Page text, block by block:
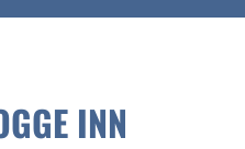
INN